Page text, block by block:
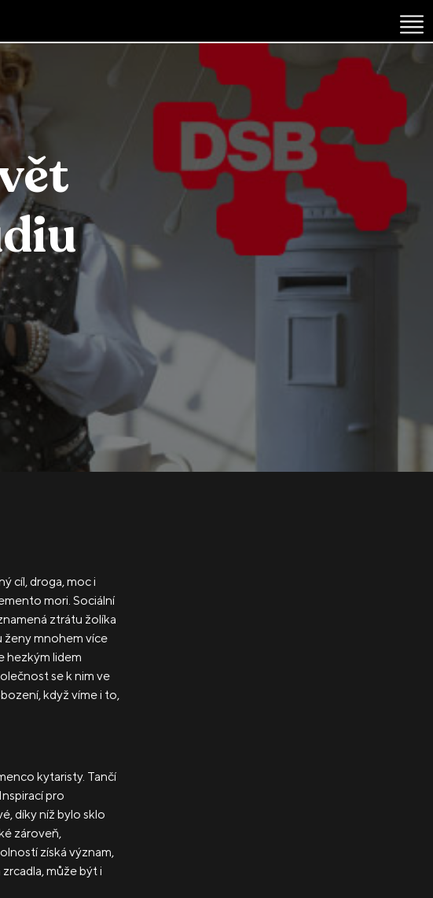
cíl, droga, moc i
mori. Sociální
ztrátu žolíka
ženy mnohem více
hezkým lidem
se k nim ve
když víme i to,
kytaristy. Tančí
pro
díky níž bylo sklo
zároveň,
získá význam,
může být i